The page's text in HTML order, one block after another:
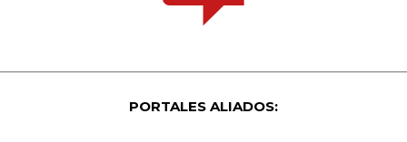
PORTALES ALIADOS: